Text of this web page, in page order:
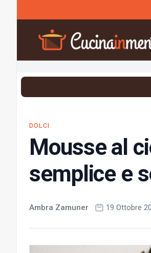
DOLCI
Mousse al
semplice e
Ambra Zamuner 19 Ottobre